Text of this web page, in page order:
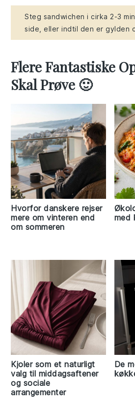
Steg sandwichen i cirka 2-3
side, eller indtil den er gylden
Flere Fantastiske
Skal Prøve 🙂
Hvorfor danskere rejser
mere om vinteren end
om sommeren
med
Kjoler som et naturligt
valg til middagsaftener
og sociale
arrangementer
De